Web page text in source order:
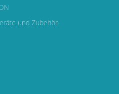
und Zubehör